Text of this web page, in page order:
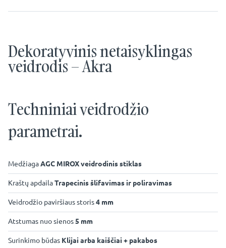
Dekoratyvinis netaisyklingas
veidrodis – Akra
Techniniai veidrodžio
parametrai.
MedžiagaAGC MIROX veidrodinis stiklas
Kraštų apdailaTrapecinis šlifavimas ir poliravimas
Veidrodžio paviršiaus storis4 mm
Atstumas nuo sienos5 mm
Surinkimo būdas Klijai arba kaiščiai + pakabos